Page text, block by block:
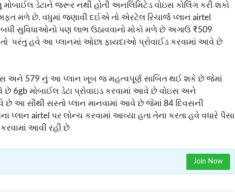
ડેટાને જરૂર નથી હોતી અનલિમિટેડ વોઇસ કોલિંગ કરી શકો
છે. વધુમાં જણાવી દઈએ તો એરટેલ રિચાર્જ પ્લાન airtel
સુવિધાઓનો પણ લાભ ઉઠાવવાનો મોકો મળે છે અગાઉ ₹509
પરંતુ હવે આ પ્લાનમાં ઓછા ફાયદાઓ પ્રોવાઈડ કરવામાં આવે છે
અને 579 નું આ પ્લાન ખૂબ જ મહત્વપૂર્ણ સાબિત થઈ શકે છે જેમાં
છે 6gb મોબાઈલ ડેટા પ્રોવાઇડ કરવામાં આવે છે વોઇસ અને
આ સૌથી સસ્તો પ્લાન માનવામાં આવે છે જેમાં 84 દિવસની
પ્લાન airtel પર લોન્ચ કરવામાં આવ્યા હતા તેના કરતા હવે વધારે પૈસા
આવી રહી છે
Join Now